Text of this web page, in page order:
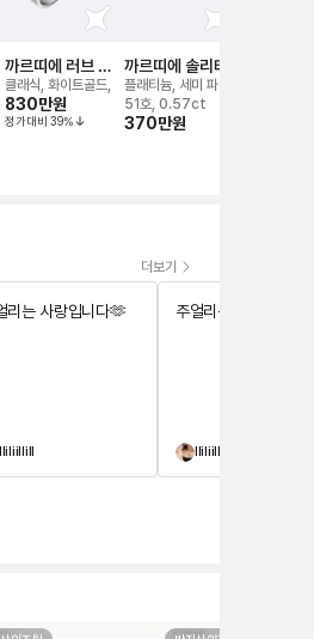
까르띠에 러브 브
레이슬릿
클래식, 화이트골드,
830만원
정가대비 39%
까르띠에 솔리테어
1895 링
플래티늄, 세미 파베,
51호, 0.57ct
370만원
더보기
리는 사랑입니다🫶
lliliillill
주얼리는 사랑입니다🫶
lliliillill